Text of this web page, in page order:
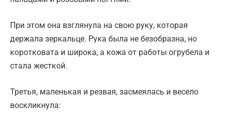
При этом она взглянула на свою руку, которая
держала зеркальце. Рука была не безобразна, но
коротковата и широка, а кожа от работы огрубела и
стала жесткой.
Третья, маленькая и резвая, засмеялась и весело
воскликнула: